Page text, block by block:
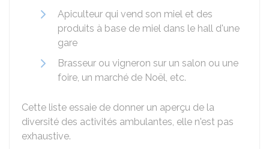
Apiculteur qui vend son miel et des
produits à base de miel dans le hall d'une
gare
Brasseur ou vigneron sur un salon ou une
foire, un marché de Noël, etc.
Cette liste essaie de donner un aperçu de la
diversité des activités ambulantes, elle n'est pas
exhaustive.